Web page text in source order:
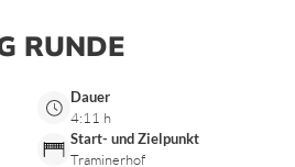
RUNDE
Dauer
4:11 h
Start- und Zielpunkt
Traminerhof